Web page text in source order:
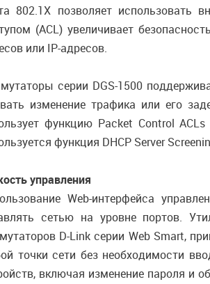
802.1X позволяет использовать
(ACL) увеличивает
или IP-адресов.
серии DGS-1500
изменение трафика или его
функцию Packet Control
функция DHCP Server
управления
Web-интерфейса
сетью на уровне портов.
D-Link серии Web Smart,
точки сети без необходимости
включая изменение пароля и